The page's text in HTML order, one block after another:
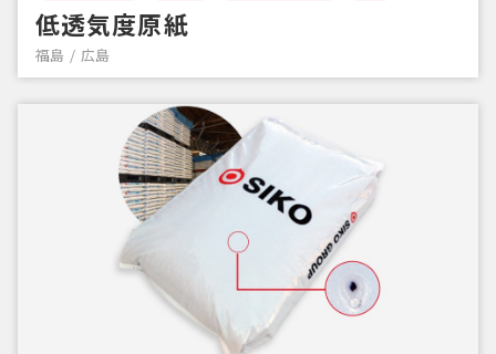
低透気度原紙
福島 広島